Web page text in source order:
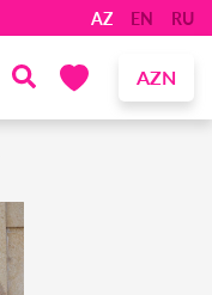
AZ EN RU
AZN